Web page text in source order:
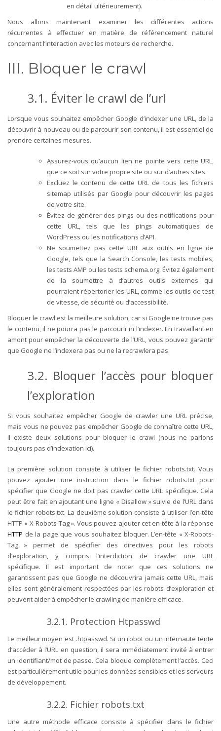
en détail ultérieurement).
Nous allons maintenant examiner les différentes actions
récurrentes à effectuer en matière de référencement naturel
concernant l’interaction avec les moteurs de recherche.
III. Bloquer le crawl
3.1. Éviter le crawl de l’url
Lorsque vous souhaitez empêcher Google d’indexer une URL, de la
découvrir à nouveau ou de parcourir son contenu, il est essentiel de
prendre certaines mesures.
Assurez-vous qu’aucun lien ne pointe vers cette URL,
que ce soit sur votre propre site ou sur d’autres sites.
Excluez le contenu de cette URL de tous les fichiers
sitemap utilisés par Google pour découvrir les pages
de votre site.
Évitez de générer des pings ou des notifications pour
cette URL, tels que les pings automatiques de
WordPress ou les notifications d’API.
Ne soumettez pas cette URL aux outils en ligne de
Google, tels que la Search Console, les tests mobiles,
les tests AMP ou les tests schema.org. Évitez également
de la soumettre à d’autres outils externes qui
pourraient répertorier les URL, comme les outils de test
de vitesse, de sécurité ou d’accessibilité.
Bloquer le crawl est la meilleure solution, car si Google ne trouve pas
le contenu, il ne pourra pas le parcourir ni l’indexer. En travaillant en
amont pour empêcher la découverte de l’URL, vous pouvez garantir
que Google ne l’indexera pas ou ne la recrawlera pas.
3.2. Bloquer l’accès pour bloquer
l’exploration
Si vous souhaitez empêcher Google de crawler une URL précise,
mais vous ne pouvez pas empêcher Google de connaître cette URL,
il existe deux solutions pour bloquer le crawl (nous ne parlons
toujours pas d’indexation ici).
La première solution consiste à utiliser le fichier robots.txt. Vous
pouvez ajouter une instruction dans le fichier robots.txt pour
spécifier que Google ne doit pas crawler cette URL spécifique. Cela
peut être fait en ajoutant une ligne « Disallow » suivie de l’URL dans
le fichier robots.txt. La deuxième solution consiste à utiliser l’en-tête
HTTP « X-Robots-Tag ». Vous pouvez ajouter cet en-tête à la réponse
HTTP de la page que vous souhaitez bloquer. L’en-tête « X-Robots-
Tag » permet de spécifier des directives pour les robots
d’exploration, y compris l’interdiction de crawler une URL
spécifique.Il est important de noter que ces solutions ne
garantissent pas que Google ne découvrira jamais cette URL, mais
elles sont généralement respectées par les robots d’exploration et
peuvent aider à empêcher le crawling de manière efficace.
3.2.1. Protection Htpasswd
Le meilleur moyen est .htpasswd. Si un robot ou un internaute tente
d’accéder à l’URL en question, il sera immédiatement invité à entrer
un identifiant/mot de passe. Cela bloque complètement l’accès. Ceci
est particulièrement utile pour les données sensibles et les serveurs
de développement.
3.2.2. Fichier robots.txt
Une autre méthode efficace consiste à spécifier dans le fichier